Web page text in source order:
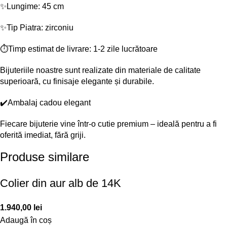
✨Lungime: 45 cm
✨Tip Piatra: zirconiu
⏱️Timp estimat de livrare: 1-2 zile lucrătoare
Bijuteriile noastre sunt realizate din materiale de calitate
superioară, cu finisaje elegante și durabile.
✔️Ambalaj cadou elegant
Fiecare bijuterie vine într-o cutie premium – ideală pentru a fi
oferită imediat, fără griji.
Produse similare
Colier din aur alb de 14K
1.940,00 lei
Adaugă în coș